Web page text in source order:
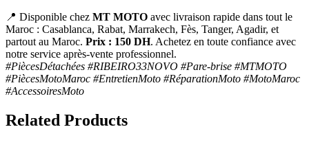
📍 Disponible chez MT MOTO avec livraison rapide dans tout le
Maroc : Casablanca, Rabat, Marrakech, Fès, Tanger, Agadir, et
partout au Maroc. Prix : 150 DH. Achetez en toute confiance avec
notre service après-vente professionnel.
#PiècesDétachées #RIBEIRO33NOVO #Pare-brise #MTMOTO
#PiècesMotoMaroc #EntretienMoto #RéparationMoto #MotoMaroc
#AccessoiresMoto
Related Products